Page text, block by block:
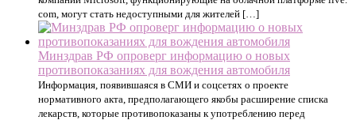
com, могут стать недоступными для жителей […]
Минздрав РФ опроверг информацию о новых
противопоказаниях для вождения автомобиля
Информация, появившаяся в СМИ и соцсетях о проекте
нормативного акта, предполагающего якобы расширение списка
лекарств, которые противопоказаны к употреблению перед